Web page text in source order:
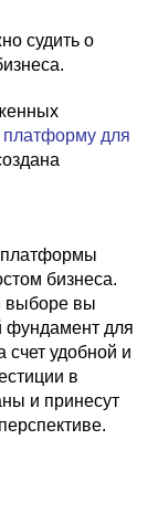
судить о
платформу для
платформы
бизнеса.
выборе вы
фундамент для
счет удобной и
в
и принесут